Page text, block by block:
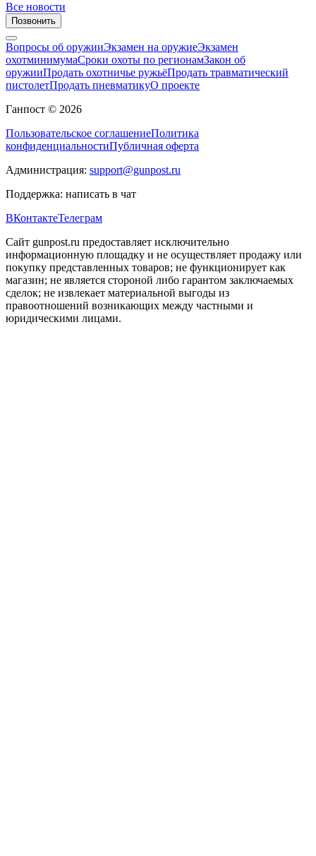
Все новости
Позвонить
Вопросы об оружииЭкзамен на оружиеЭкзамен
охотминимумаСроки охоты по регионамЗакон об
оружииПродать охотничье ружьёПродать травматический
пистолетПродать пневматикуО проекте
Ганпост © 2026
Пользовательское соглашениеПолитика
конфиденциальностиПубличная оферта
Администрация: support@gunpost.ru
Поддержка: написать в чат
ВКонтактеТелеграм
Сайт gunpost.ru предоставляет исключительно
информационную площадку и не осуществляет продажу или
покупку представленных товаров; не функционирует как
магазин; не является стороной либо гарантом заключаемых
сделок; не извлекает материальной выгоды из
правоотношений возникающих между частными и
юридическими лицами.